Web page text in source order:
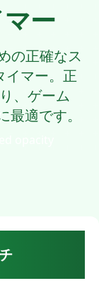
ー
の正確なス
イマー。正
、ゲーム
適です。